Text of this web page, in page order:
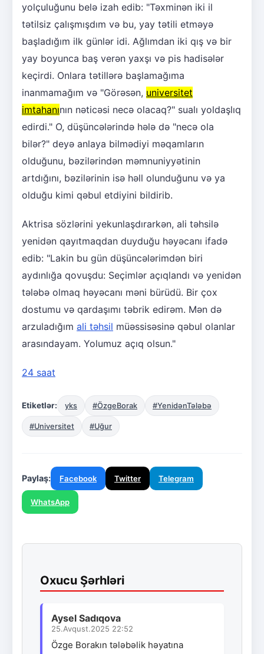
yolçuluğunu belə izah edib: "Təxminən iki il
tətilsiz çalışmışdım və bu, yay tətili etməyə
başladığım ilk günlər idi. Ağlımdan iki qış və bir
yay boyunca baş verən yaxşı və pis hadisələr
keçirdi. Onlara tətillərə başlamağıma
inanmamağım və "Görəsən, universitet
imtahanının nəticəsi necə olacaq?" sualı yoldaşlıq
edirdi." O, düşüncələrində hələ də "necə ola
bilər?" deyə anlaya bilmədiyi məqamların
olduğunu, bəzilərindən məmnuniyyətinin
artdığını, bəzilərinin isə həll olunduğunu və ya
olduğu kimi qəbul etdiyini bildirib.
Aktrisa sözlərini yekunlaşdırarkən, ali təhsilə
yenidən qayıtmaqdan duyduğu həyəcanı ifadə
edib: "Lakin bu gün düşüncələrimdən biri
aydınlığa qovuşdu: Seçimlər açıqlandı və yenidən
tələbə olmaq həyəcanı məni bürüdü. Bir çox
dostumu və qardaşımı təbrik edirəm. Mən də
arzuladığım ali təhsil müəssisəsinə qəbul olanlar
arasındayam. Yolumuz açıq olsun."
24 saat
Etiketlər: yks #ÖzgeBorak #YenidənTələbə
#Universitet #Uğur
Paylaş: Facebook Twitter Telegram
WhatsApp
Oxucu Şərhləri
Aysel Sadıqova
25.Avqust.2025 22:52
Özge Borakın tələbəlik həyatına